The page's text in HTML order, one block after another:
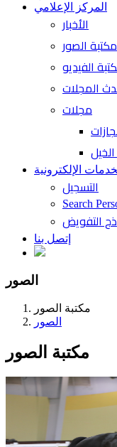
المركز الإعلامي
الأخبار
مكتبة الصور
الفيديو
المجلات
مجلات
الإلكترونية
التسجيل
Search
التفويض
إتصل بنا
الصور
مكتبة الصور
الصور
مكتبة الصور